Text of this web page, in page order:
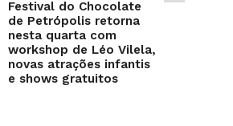
Festival do Chocolate
de Petrópolis retorna
nesta quarta com
workshop de Léo Vilela,
novas atrações infantis
e shows gratuitos